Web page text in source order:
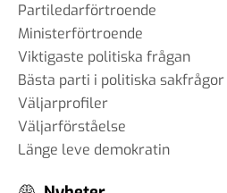
Partiledarförtroende
Ministerförtroende
Viktigaste politiska frågan
Bästa parti i politiska sakfrågor
Väljarprofiler
Väljarförståelse
Länge leve demokratin